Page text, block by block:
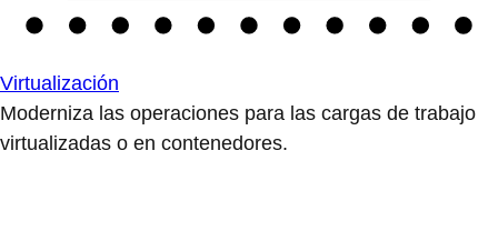
Virtualización
Moderniza las operaciones para las cargas de trabajo
virtualizadas o en contenedores.